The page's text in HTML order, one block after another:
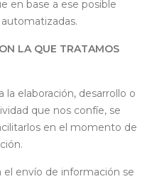
en base a ese posible
LA QUE TRATAMOS
elaboración, desarrollo o
que nos confíe, se
en el momento de
el envío de información se